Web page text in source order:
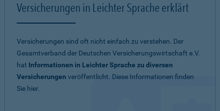
Versicherungen in Leichter Sprache erklärt
Versicherungen sind oft nicht einfach zu verstehen. Der
Gesamtverband der Deutschen Versicherungswirtschaft e.V.
hat Informationen in Leichter Sprache zu diversen
Versicherungen veröffentlicht. Diese Informationen finden
Sie hier.